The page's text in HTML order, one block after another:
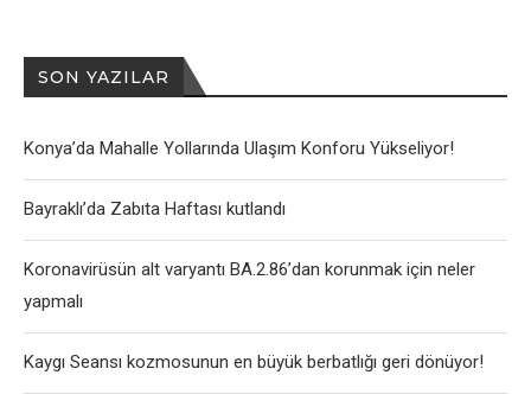
SON YAZILAR
Konya’da Mahalle Yollarında Ulaşım Konforu Yükseliyor!
Bayraklı’da Zabıta Haftası kutlandı
Koronavirüsün alt varyantı BA.2.86’dan korunmak için neler
yapmalı
Kaygı Seansı kozmosunun en büyük berbatlığı geri dönüyor!